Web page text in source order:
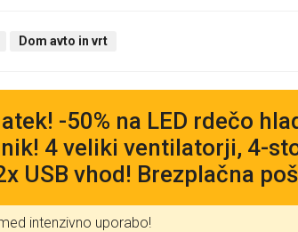
Dom avto in vrt
-50% na LED rdečo
4 veliki ventilatorji, 4-
USB vhod! Brezplačna
intenzivno uporabo!